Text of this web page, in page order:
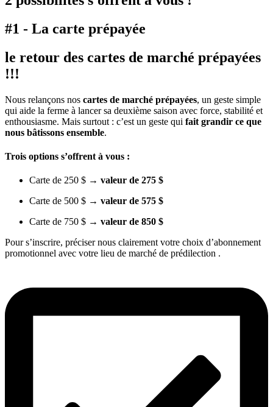
#1 - La carte prépayée
le retour des cartes de marché prépayées
!!!
Nous relançons nos cartes de marché prépayées, un geste simple
qui aide la ferme à lancer sa deuxième saison avec force, stabilité et
enthousiasme. Mais surtout : c’est un geste qui fait grandir ce que
nous bâtissons ensemble.
Trois options s’offrent à vous :
Carte de 250 $ → valeur de 275 $
Carte de 500 $ → valeur de 575 $
Carte de 750 $ → valeur de 850 $
Pour s’inscrire, préciser nous clairement votre choix d’abonnement
promotionnel avec votre lieu de marché de prédilection .